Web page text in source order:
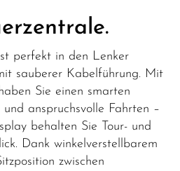
perfekt in den Lenker
sauberer Kabelführung. Mit
Sie einen smarten
anspruchsvolle Fahrten –
behalten Sie Tour- und
Dank winkelverstellbarem
zwischen